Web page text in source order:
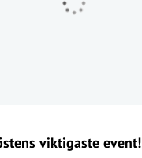
viktigaste event!